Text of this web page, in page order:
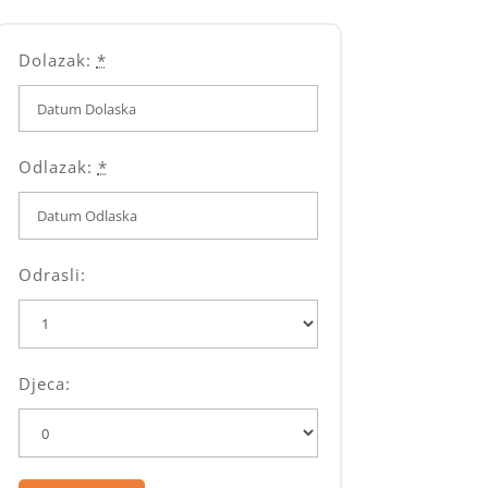
Dolazak: *
Odlazak: *
Odrasli:
Djeca: